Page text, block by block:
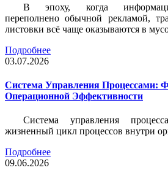
В эпоху, когда
переполнено обычной рекламой,
листовки всё чаще оказываются в
Подробнее
03.07.2026
Система Управления Процессами:
Операционной Эффективности
Система управления
жизненный цикл процессов внутри
Подробнее
09.06.2026